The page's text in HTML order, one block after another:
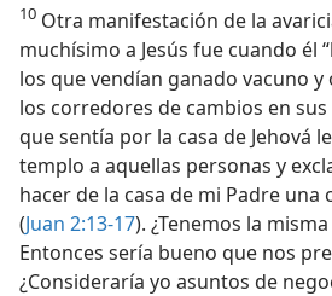
10 Otra manifestación de la
muchísimo a Jesús fue cuando él
los que vendían ganado vacuno y
los corredores de cambios en sus
que sentía por la casa de Jehová
templo a aquellas personas y
hacer de la casa de mi Padre una
(Juan 2:13-17). ¿Tenemos la
Entonces sería bueno que nos
¿Consideraría yo asuntos de